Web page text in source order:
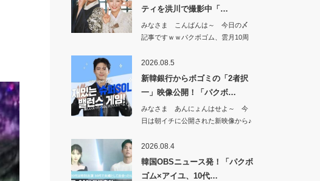
ティを洪川で撮影中「…
みなさま こんばんは～ 今日の〆
記事ですｗｗパクボゴム、雲月10周
2026.08.5
新韓銀行からボゴミの「2者択
一」映像公開！「パクボ…
みなさま あんにょんはせよ～ 今
日は朝イチに公開された新映像から♪
2026.08.4
韓国OBSニュース発！「パクボ
ゴム×アイユ、10代…